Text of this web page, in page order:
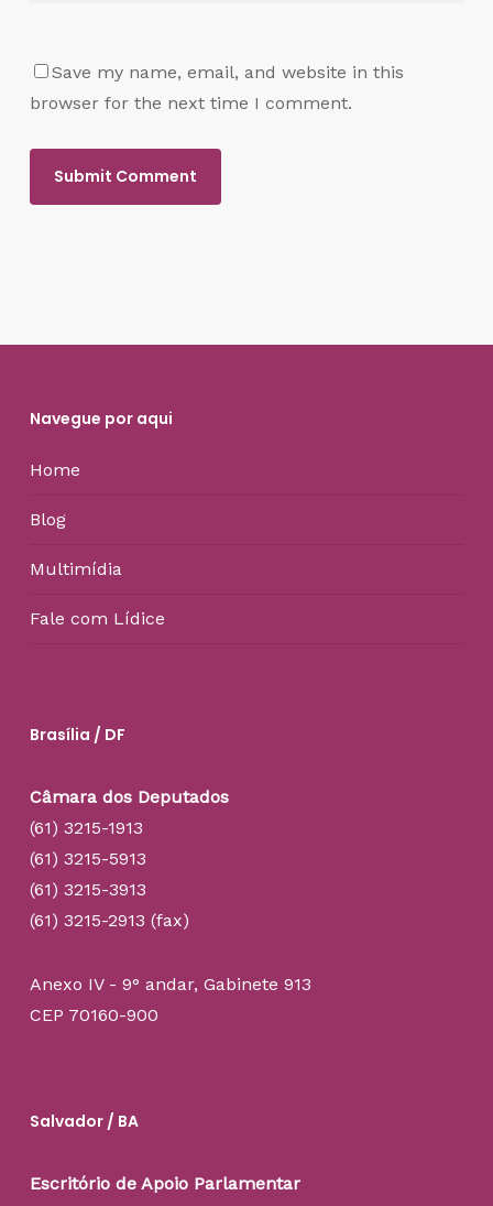
Save my name, email, and website in this
browser for the next time I comment.
Navegue por aqui
Home
Blog
Multimídia
Fale com Lídice
Brasília / DF
Câmara dos Deputados
(61) 3215-1913
(61) 3215-5913
(61) 3215-3913
(61) 3215-2913 (fax)
Anexo IV - 9° andar, Gabinete 913
CEP 70160-900
Salvador / BA
Escritório de Apoio Parlamentar